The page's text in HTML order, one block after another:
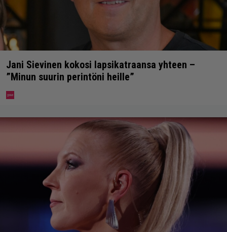
Jani Sievinen kokosi lapsikatraansa yhteen –
”Minun suurin perintöni heille”